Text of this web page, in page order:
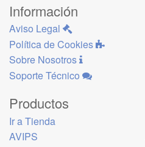
Información
Aviso Legal
Política de Cookies
Sobre Nosotros
Soporte Técnico
Productos
Ir a Tienda
AVIPS